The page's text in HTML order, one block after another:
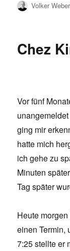
Author
Volker Weber
Chez
Vor fünf
ging mir
hatte mich
ich gehe zu
Minuten
Tag später
Heute
einen Termin,
7:25 stellte er